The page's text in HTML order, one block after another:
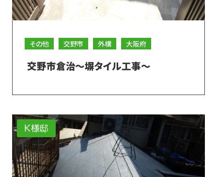
その他 交野市 外構 大阪府
交野市倉治～塀タイル工事～
K様邸